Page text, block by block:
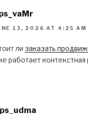
13, 2026 AT 4:25 AM
ли заказать
работает контекстная